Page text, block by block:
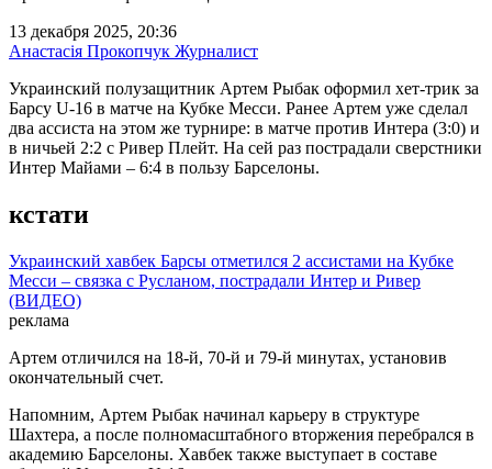
13 декабря 2025, 20:36
Анастасія Прокопчук Журналист
Украинский полузащитник Артем Рыбак оформил хет-трик за
Барсу U-16 в матче на Кубке Месси. Ранее Артем уже сделал
два ассиста на этом же турнире: в матче против Интера (3:0) и
в ничьей 2:2 с Ривер Плейт. На сей раз пострадали сверстники
Интер Майами – 6:4 в пользу Барселоны.
кстати
Украинский хавбек Барсы отметился 2 ассистами на Кубке
Месси – связка с Русланом, пострадали Интер и Ривер
(ВИДЕО)
реклама
Артем отличился на 18-й, 70-й и 79-й минутах, установив
окончательный счет.
Напомним, Артем Рыбак начинал карьеру в структуре
Шахтера, а после полномасштабного вторжения перебрался в
академию Барселоны. Хавбек также выступает в составе